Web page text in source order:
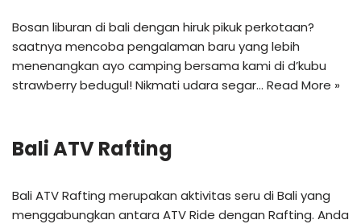
Bosan liburan di bali dengan hiruk pikuk perkotaan?
saatnya mencoba pengalaman baru yang lebih
menenangkan ayo camping bersama kami di d’kubu
strawberry bedugul! Nikmati udara segar… Read More »
Bali ATV Rafting
Bali ATV Rafting merupakan aktivitas seru di Bali yang
menggabungkan antara ATV Ride dengan Rafting. Anda